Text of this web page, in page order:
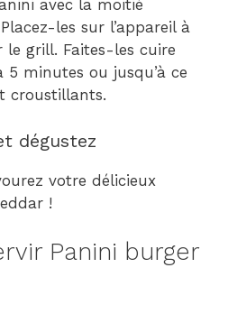
avec la moitié
les sur l’appareil à
grill. Faites-les cuire
minutes ou jusqu’à ce
croustillants.
dégustez
votre délicieux
!
Panini burger